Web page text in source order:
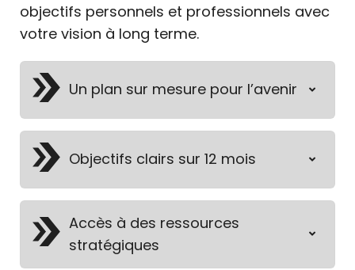
objectifs personnels et professionnels avec
votre vision à long terme.
Un plan sur mesure pour l’avenir
Objectifs clairs sur 12 mois
Accès à des ressources
stratégiques